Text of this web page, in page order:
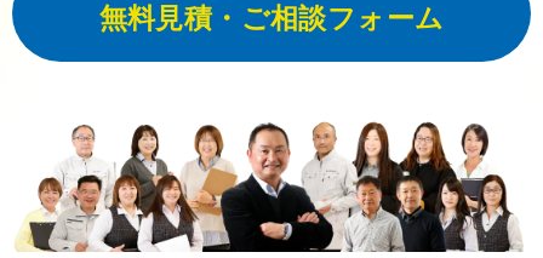
無料見積・ご相談フォーム